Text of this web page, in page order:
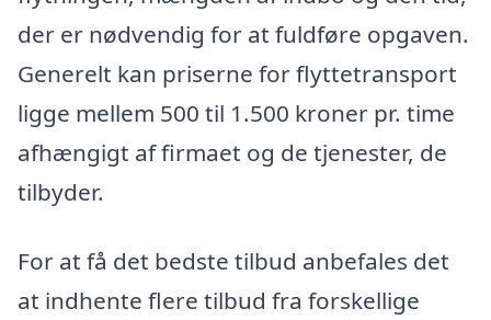
der er nødvendig for at fuldføre opgaven.
Generelt kan priserne for flyttetransport
ligge mellem 500 til 1.500 kroner pr. time
afhængigt af firmaet og de tjenester, de
tilbyder.
For at få det bedste tilbud anbefales det
at indhente flere tilbud fra forskellige